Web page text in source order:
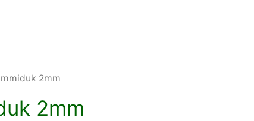
2mm
2mm